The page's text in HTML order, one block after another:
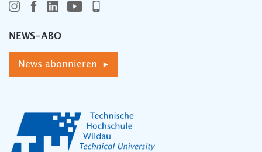
NEWS-ABO
News abonnieren ▸